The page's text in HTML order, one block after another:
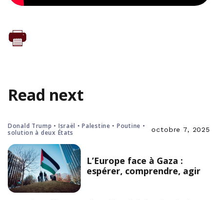
Read next
Donald Trump • Israël • Palestine • Poutine •
solution à deux États
octobre 7, 2025
L’Europe face à Gaza :
espérer, comprendre, agir